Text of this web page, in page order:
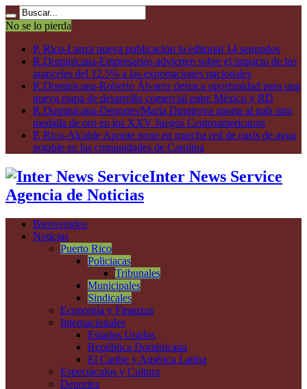
No se lo pierda
P. Rico-Lanza nueva publicación la editorial 14 segundos
R.Dominicana-Empresarios advierten sobre el impacto de los
aranceles del 12.5% a las exportaciones nacionales
R.Dominicana-Roberto Álvarez destaca oportunidad para una
nueva etapa de desarrollo comercial entre México y RD
R.Dominicana-Deportes/María Dimitrova aporta al país otra
medalla de oro en los XXV Juegos Centroamericanos
P. Rico-Alcalde Aponte pone en marcha red de oasis de agua
potable en las comunidades de Carolina
Inter News Service
Agencia de Noticias
Bienvenidos
Noticias
Puerto Rico
Policiacas
Tribunales
Municipales
Sindicales
Economía y Finanzas
Internacionales
Estados Unidos
República Dominicana
El Caribe y América Latina
Espectáculos y Cultura
Deportes